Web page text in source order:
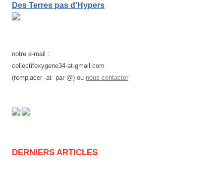
Des Terres pas d'Hypers
notre e-mail :
collectifoxygene34-at-gmail.com
(remplacer -at- par @) ou nous contacter
DERNIERS ARTICLES